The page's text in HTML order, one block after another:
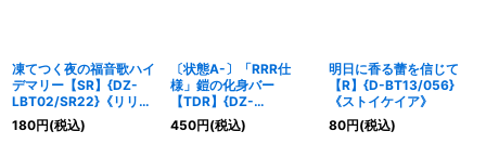
凍てつく夜の福音歌ハイ
デマリー【SR】{DZ-
LBT02/SR22}《リリカ
ルモナステリオ》
180円(税込)
〔状態A-〕「RRR仕
様」鎧の化身バー
【TDR】{DZ-
SS15/003R}《ドラゴン
エンパイア》
450円(税込)
明日に香る蕾を信じて
【R】{D-BT13/056}
《ストイケイア》
80円(税込)